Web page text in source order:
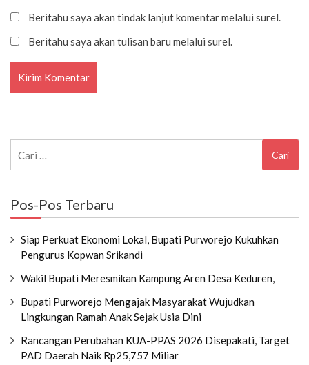
Beritahu saya akan tindak lanjut komentar melalui surel.
Beritahu saya akan tulisan baru melalui surel.
untuk:
Pos-Pos Terbaru
Siap Perkuat Ekonomi Lokal, Bupati Purworejo Kukuhkan
Pengurus Kopwan Srikandi
Wakil Bupati Meresmikan Kampung Aren Desa Keduren,
Bupati Purworejo Mengajak Masyarakat Wujudkan
Lingkungan Ramah Anak Sejak Usia Dini
Rancangan Perubahan KUA-PPAS 2026 Disepakati, Target
PAD Daerah Naik Rp25,757 Miliar